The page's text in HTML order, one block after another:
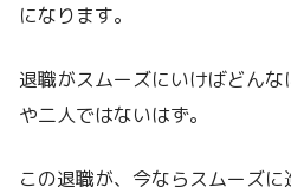
になります。
退職がスムーズにいけばどん
や二人ではないはず。
この退職が、今ならスムーズに